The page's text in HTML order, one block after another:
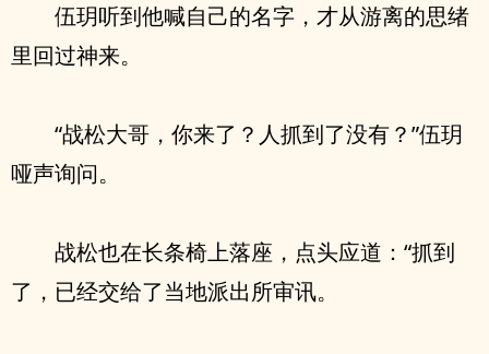
伍玥听到他喊自己的名字，才从游离的思绪
里回过神来。
“战松大哥，你来了？人抓到了没有？”伍玥
哑声询问。
战松也在长条椅上落座，点头应道：“抓到
了，已经交给了当地派出所审讯。